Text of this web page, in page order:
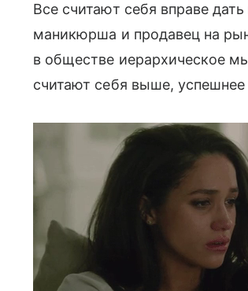
Все считают себя вправе
маникюрша и продавец на
в обществе иерархическое
считают себя выше,